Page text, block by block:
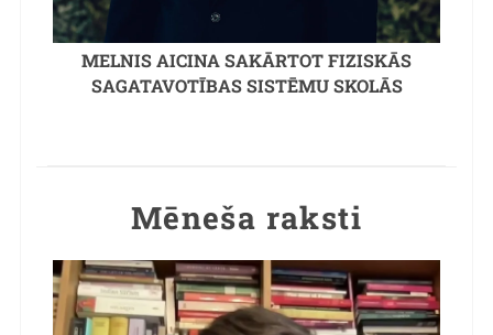
MELNIS AICINA SAKĀRTOT FIZISKĀS
SAGATAVOTĪBAS SISTĒMU SKOLĀS
Mēneša raksti